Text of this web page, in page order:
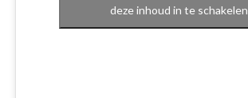
deze inhoud in te schakelen